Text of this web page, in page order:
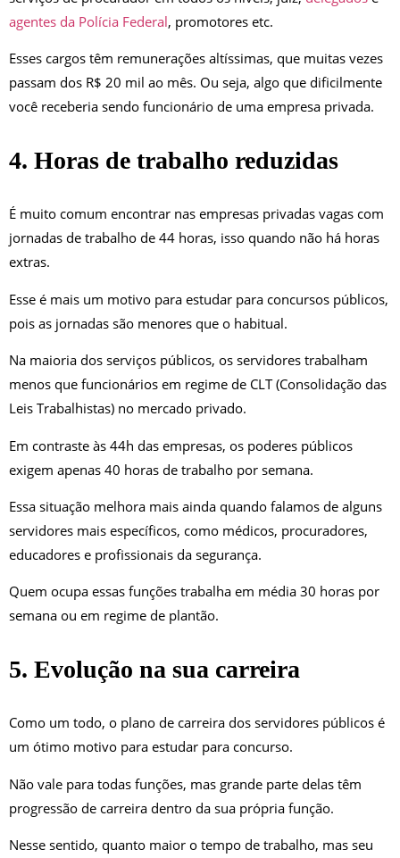
agentes da Polícia Federal, promotores etc.
Esses cargos têm remunerações altíssimas, que muitas vezes
passam dos R$ 20 mil ao mês. Ou seja, algo que dificilmente
você receberia sendo funcionário de uma empresa privada.
4. Horas de trabalho reduzidas
É muito comum encontrar nas empresas privadas vagas com
jornadas de trabalho de 44 horas, isso quando não há horas
extras.
Esse é mais um motivo para estudar para concursos públicos,
pois as jornadas são menores que o habitual.
Na maioria dos serviços públicos, os servidores trabalham
menos que funcionários em regime de CLT (Consolidação das
Leis Trabalhistas) no mercado privado.
Em contraste às 44h das empresas, os poderes públicos
exigem apenas 40 horas de trabalho por semana.
Essa situação melhora mais ainda quando falamos de alguns
servidores mais específicos, como médicos, procuradores,
educadores e profissionais da segurança.
Quem ocupa essas funções trabalha em média 30 horas por
semana ou em regime de plantão.
5. Evolução na sua carreira
Como um todo, o plano de carreira dos servidores públicos é
um ótimo motivo para estudar para concurso.
Não vale para todas funções, mas grande parte delas têm
progressão de carreira dentro da sua própria função.
Nesse sentido, quanto maior o tempo de trabalho, mas seu